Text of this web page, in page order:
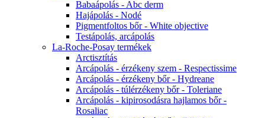
Babaápolás - Abc derm
Hajápolás - Nodé
Pigmentfoltos bőr - White objective
Testápolás, arcápolás
La-Roche-Posay termékek
Arctisztítás
Arcápolás - érzékeny szem - Respectissime
Arcápolás - érzékeny bőr - Hydreane
Arcápolás - túlérzékeny bőr - Toleriane
Arcápolás - kipirosodásra hajlamos bőr -
Rosaliac